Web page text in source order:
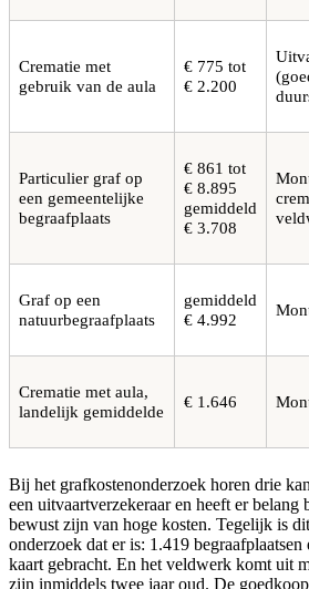
Crematie met
gebruik van de aula
€ 775 tot
€ 2.200
Particulier graf op
een gemeentelijke
begraafplaats
€ 861 tot
€ 8.895
gemiddeld
€ 3.708
Graf op een
natuurbegraafplaats
gemiddeld
€ 4.992
Crematie met aula,
landelijk gemiddelde
€ 1.646
Bij het grafkostenonderzoek horen drie
een uitvaartverzekeraar en heeft er belang
bewust zijn van hoge kosten. Tegelijk is
onderzoek dat er is: 1.419
kaart gebracht. En het veldwerk komt uit
zijn inmiddels twee jaar oud. De